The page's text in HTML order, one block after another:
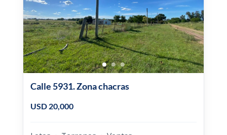
Calle 5931. Zona chacras
USD 20,000